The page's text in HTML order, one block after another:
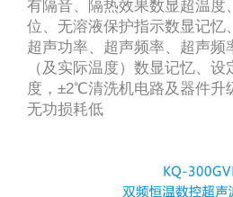
有隔音、隔热效果数显超温度
位、无溶液保护指示数显记忆
超声功率、超声频率、超声
（及实际温度）数显记忆、
度，±2℃清洗机电路及器件升
无功损耗低